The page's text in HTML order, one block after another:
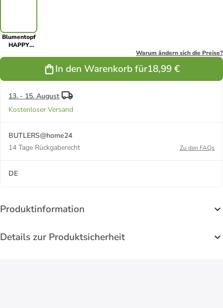
Blumentopf
HAPPY
Warum ändern sich die Preise?
In den Warenkorb für18,99 €
13. - 15. August
Kostenloser Versand
BUTLERS@home24
14 Tage Rückgaberecht
Zu den FAQs
DE
Produktinformation
Details zur Produktsicherheit